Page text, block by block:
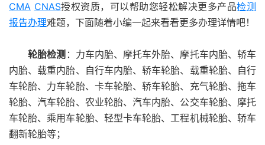
CMA CNAS授权资质，可以帮助您轻松解决更多产品检测
报告办理难题，下面随着小编一起来看看更多办理详情吧！
轮胎检测 ：力车内胎、摩托车外胎、摩托车内胎、轿车
内胎、载重内胎、自行车内胎、轿车轮胎、载重轮胎、自行
车轮胎、力车轮胎、卡车轮胎、轿车轮胎、充气轮胎、拖车
轮胎、汽车轮胎、农业轮胎、汽车内胎、公交车轮胎、摩托
车轮胎、乘用车轮胎、轻型卡车轮胎、工程机械轮胎、轿车
翻新轮胎等；